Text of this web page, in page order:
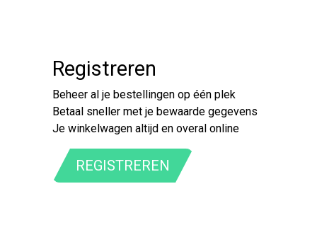
Registreren
Beheer al je bestellingen op één plek
Betaal sneller met je bewaarde gegevens
Je winkelwagen altijd en overal online
REGISTREREN